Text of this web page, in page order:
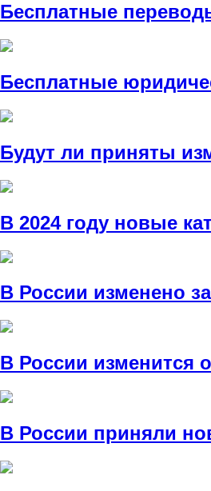
Бесплатные
Бесплатные
Будут ли приняты
В 2024 году новые
В России изменено
В России изменится
В России приняли